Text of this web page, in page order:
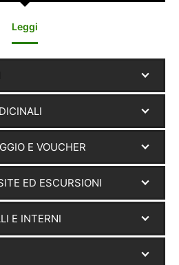
Leggi
E VOUCHER
ED ESCURSIONI
E INTERNI